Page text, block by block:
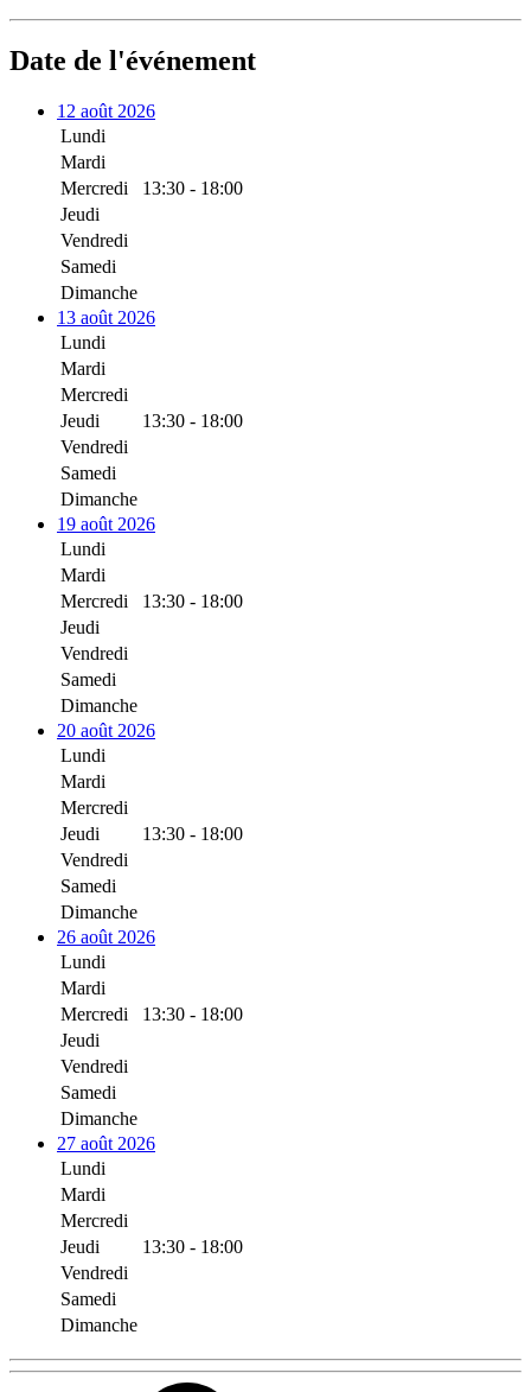
Date de l'événement
12 août 2026
Lundi
Mardi
Mercredi
13:30 - 18:00
Jeudi
Vendredi
Samedi
Dimanche
13 août 2026
Lundi
Mardi
Mercredi
Jeudi
13:30 - 18:00
Vendredi
Samedi
Dimanche
19 août 2026
Lundi
Mardi
Mercredi
13:30 - 18:00
Jeudi
Vendredi
Samedi
Dimanche
20 août 2026
Lundi
Mardi
Mercredi
Jeudi
13:30 - 18:00
Vendredi
Samedi
Dimanche
26 août 2026
Lundi
Mardi
Mercredi
13:30 - 18:00
Jeudi
Vendredi
Samedi
Dimanche
27 août 2026
Lundi
Mardi
Mercredi
Jeudi
13:30 - 18:00
Vendredi
Samedi
Dimanche